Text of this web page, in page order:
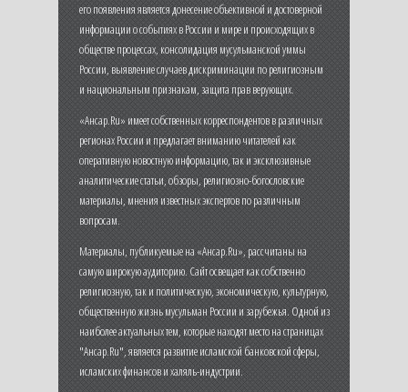
его появления является донесение объективной и достоверной
информации о событиях в России и мире и происходящих в
обществе процессах, консолидация мусульманской уммы
России, выявление случаев дискриминации по религиозным
и национальным признакам, защита прав верующих.
«Ансар.Ru» имеет собственных корреспондентов в различных
регионах России и предлагает вниманию читателей как
оперативную новостную информацию, так и эксклюзивные
аналитические статьи, обзоры, религиозно-богословские
материалы, мнения известных экспертов по различным
вопросам.
Материалы, публикуемые на «Ансар.Ru», рассчитаны на
самую широкую аудиторию. Сайт освещает как собственно
религиозную, так и политическую, экономическую, культурную,
общественную жизнь мусульман России и зарубежья. Одной из
наиболее актуальных тем, которые находят место на страницах
"Ансар.Ru", является развитие исламской банковской сферы,
исламских финансов и халяль-индустрии.